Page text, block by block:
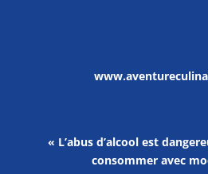
« L’abus d’alcool est
consommer avec